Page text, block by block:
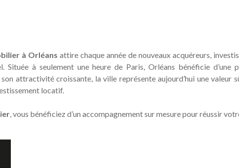
à Orléans attire chaque année de nouveaux acquéreurs,
Située à seulement une heure de Paris,Orléans bénéficie d’une
attractivité croissante, la ville représente aujourd’hui une valeur
locatif.
, vous bénéficiez d’un accompagnement sur mesure pour réussir